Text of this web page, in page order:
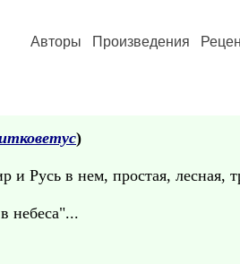
Авторы Произведения
)
и Русь в нем, простая, лесная,
небеса"...